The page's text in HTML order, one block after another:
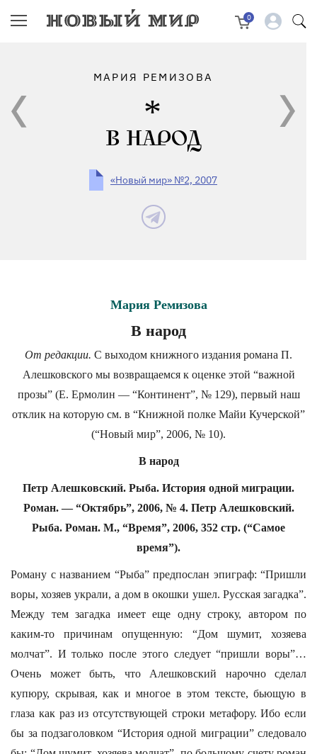
0
МАРИЯ РЕМИЗОВА
В НАРОД
«Новый мир» №2, 2007
Мария Ремизова
В народ
От редакции. С выходом книжного издания романа П.
Алешковского мы возвращаемся к оценке этой “важной
прозы” (Е. Ермолин — “Континент”, № 129), первый наш
отклик на которую см. в “Книжной полке Майи Кучерской”
(“Новый мир”, 2006, № 10).
В народ
Петр Алешковский. Рыба. История одной миграции.
Роман. — “Октябрь”, 2006, № 4. Петр Алешковский.
Рыба. Роман. М., “Время”, 2006, 352 стр. (“Самое
время”).
Роману с названием “Рыба” предпослан эпиграф: “Пришли
воры, хозяев украли, а дом в окошки ушел. Русская загадка”.
Между тем загадка имеет еще одну строку, автором по
каким-то причинам опущенную: “Дом шумит, хозяева
молчат”. И только после этого следует “пришли воры”…
Очень может быть, что Алешковский нарочно сделал
купюру, скрывая, как и многое в этом тексте, бьющую в
глаза как раз из отсутствующей строки метафору. Ибо если
бы за подзаголовком “История одной миграции” следовало